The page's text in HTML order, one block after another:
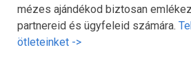
mézes ajándékod biztosan
partnereid és ügyfeleid számára.
ötleteinket ->